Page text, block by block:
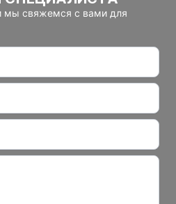
мы свяжемся с вами для